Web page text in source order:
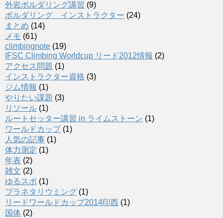
外岩ボルダリング講習 (9)
ボルダリング インストラクター (24)
まとめ (14)
メモ (61)
climbingnote (19)
IFSC Climbing Worldcup リード2012情報 (2)
アクセス問題 (1)
インストラクター資格 (3)
ジム情報 (1)
やりたい課題 (3)
リソール (1)
ルートセッター講習 in ライムストーン (1)
ワールドカップ(1)
人気の記事 (1)
体力測定 (1)
年表 (2)
雑文 (2)
ゆるスポ (1)
プラネタリウミング (1)
リードワールドカップ2014印西 (1)
国体 (2)